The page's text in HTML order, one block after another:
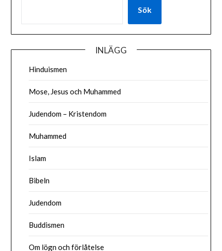
Sök
INLÄGG
Hinduismen
Mose, Jesus och Muhammed
Judendom – Kristendom
Muhammed
Islam
Bibeln
Judendom
Buddismen
Om lögn och förlåtelse